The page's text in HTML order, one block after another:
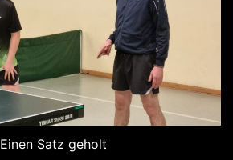
Einen Satz geholt